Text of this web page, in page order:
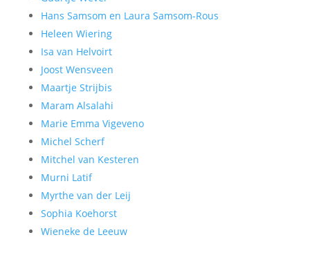
Hans Samsom en Laura Samsom-Rous
Heleen Wiering
Isa van Helvoirt
Joost Wensveen
Maartje Strijbis
Maram Alsalahi
Marie Emma Vigeveno
Michel Scherf
Mitchel van Kesteren
Murni Latif
Myrthe van der Leij
Sophia Koehorst
Wieneke de Leeuw